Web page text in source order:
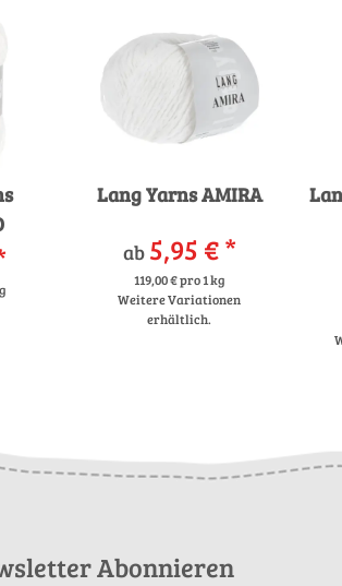
Lang Yarns AMIRA
ab 5,95 €*
119,00 € pro 1 kg
Weitere Variationen
erhältlich.
Abonnieren